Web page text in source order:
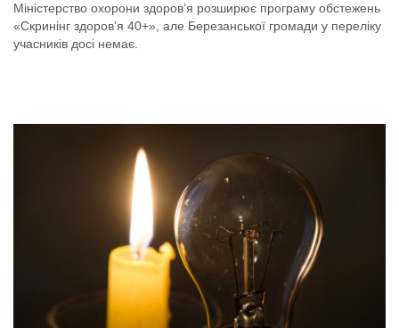
Міністерство охорони здоров’я розширює програму обстежень
«Скринінг здоровʼя 40+», але Березанської громади у переліку
учасників досі немає.